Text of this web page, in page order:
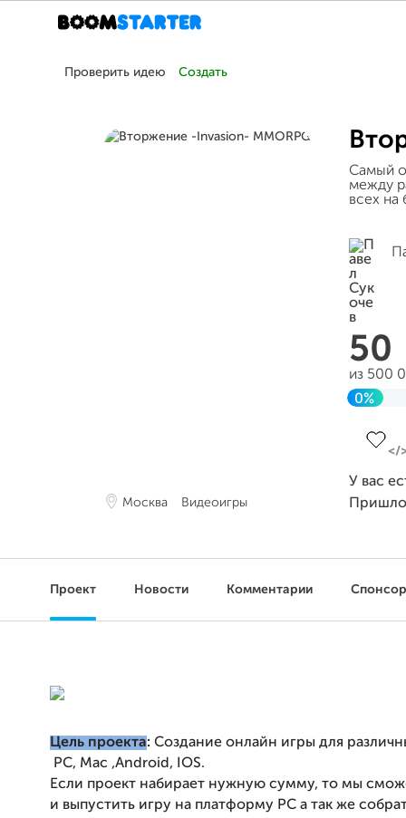
Проверить идею Создать
Москва Видеоигры
Самый
между
всех на
50
из 500
0%
У вас
Проект Новости Комментарии
Цель проекта: Создание онлайн игры для
PC, Mac ,Android, IOS.
Если проект набирает нужную сумму, то мы
и выпустить игру на платформу PC а так же